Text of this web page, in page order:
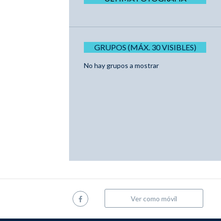
GRUPOS (MÁX. 30 VISIBLES)
No hay grupos a mostrar